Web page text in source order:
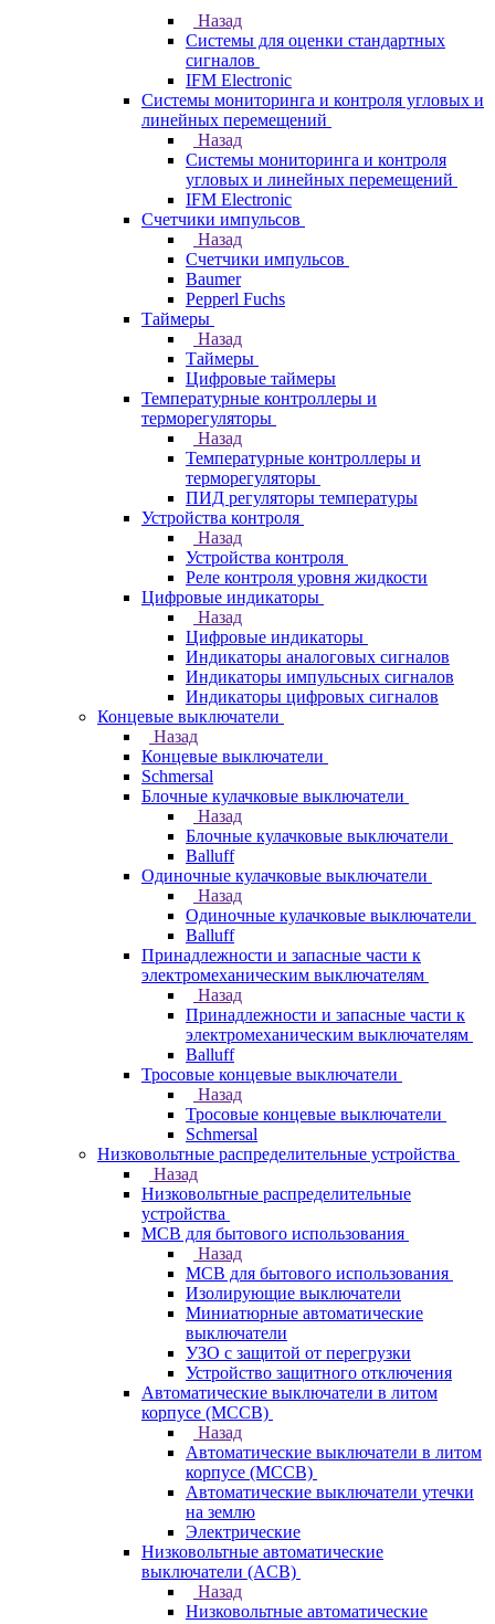
Назад
Системы для оценки стандартных
сигналов
IFM Electronic
Системы мониторинга и контроля угловых и
линейных перемещений
Назад
Системы мониторинга и контроля
угловых и линейных перемещений
IFM Electronic
Счетчики импульсов
Назад
Счетчики импульсов
Baumer
Pepperl Fuchs
Таймеры
Назад
Таймеры
Цифровые таймеры
Температурные контроллеры и
терморегуляторы
Назад
Температурные контроллеры и
терморегуляторы
ПИД регуляторы температуры
Устройства контроля
Назад
Устройства контроля
Реле контроля уровня жидкости
Цифровые индикаторы
Назад
Цифровые индикаторы
Индикаторы аналоговых сигналов
Индикаторы импульсных сигналов
Индикаторы цифровых сигналов
Концевые выключатели
Назад
Концевые выключатели
Schmersal
Блочные кулачковые выключатели
Назад
Блочные кулачковые выключатели
Balluff
Одиночные кулачковые выключатели
Назад
Одиночные кулачковые выключатели
Balluff
Принадлежности и запасные части к
электромеханическим выключателям
Назад
Принадлежности и запасные части к
электромеханическим выключателям
Balluff
Тросовые концевые выключатели
Назад
Тросовые концевые выключатели
Schmersal
Низковольтные распределительные устройства
Назад
Низковольтные распределительные
устройства
MCB для бытового использования
Назад
MCB для бытового использования
Изолирующие выключатели
Миниатюрные автоматические
выключатели
УЗО с защитой от перегрузки
Устройство защитного отключения
Автоматические выключатели в литом
корпусе (MCCB)
Назад
Автоматические выключатели в литом
корпусе (MCCB)
Автоматические выключатели утечки
на землю
Электрические
Низковольтные автоматические
выключатели (ACB)
Назад
Низковольтные автоматические